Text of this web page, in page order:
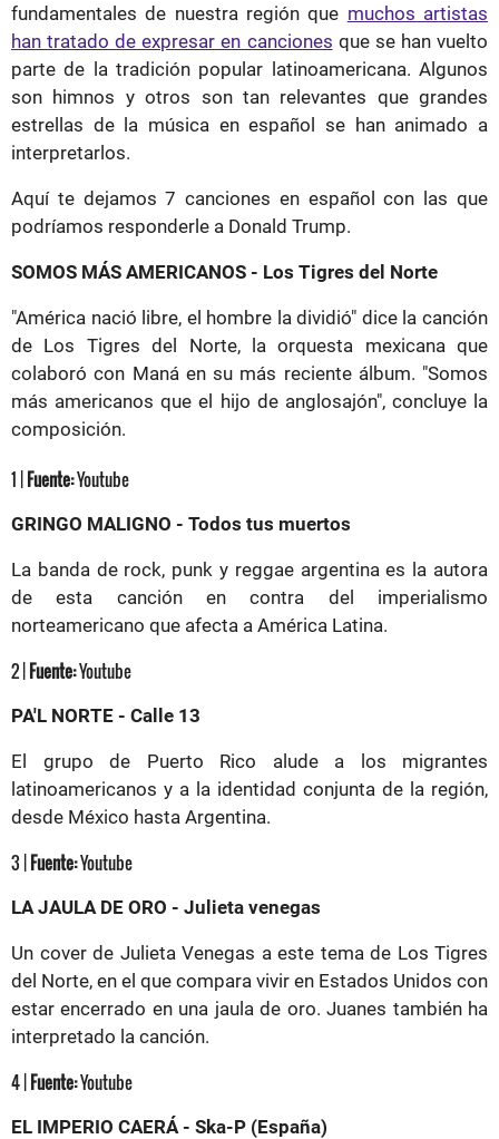
fundamentales de nuestra región que muchos artistas
han tratado de expresar en canciones que se han vuelto
parte de la tradición popular latinoamericana. Algunos
son himnos y otros son tan relevantes que grandes
estrellas de la música en español se han animado a
interpretarlos.
Aquí te dejamos 7 canciones en español con las que
podríamos responderle a Donald Trump.
SOMOS MÁS AMERICANOS - Los Tigres del Norte
"América nació libre, el hombre la dividió" dice la canción
de Los Tigres del Norte, la orquesta mexicana que
colaboró con Maná en su más reciente álbum. "Somos
más americanos que el hijo de anglosajón", concluye la
composición.
1 | Fuente:Youtube
GRINGO MALIGNO - Todos tus muertos
La banda de rock, punk y reggae argentina es la autora
de esta canción en contra del imperialismo
norteamericano que afecta a América Latina.
2 | Fuente:Youtube
PA'L NORTE - Calle 13
El grupo de Puerto Rico alude a los migrantes
latinoamericanos y a la identidad conjunta de la región,
desde México hasta Argentina.
3 | Fuente:Youtube
LA JAULA DE ORO - Julieta venegas
Un cover de Julieta Venegas a este tema de Los Tigres
del Norte, en el que compara vivir en Estados Unidos con
estar encerrado en una jaula de oro. Juanes también ha
interpretado la canción.
4 | Fuente:Youtube
EL IMPERIO CAERÁ - Ska-P (España)